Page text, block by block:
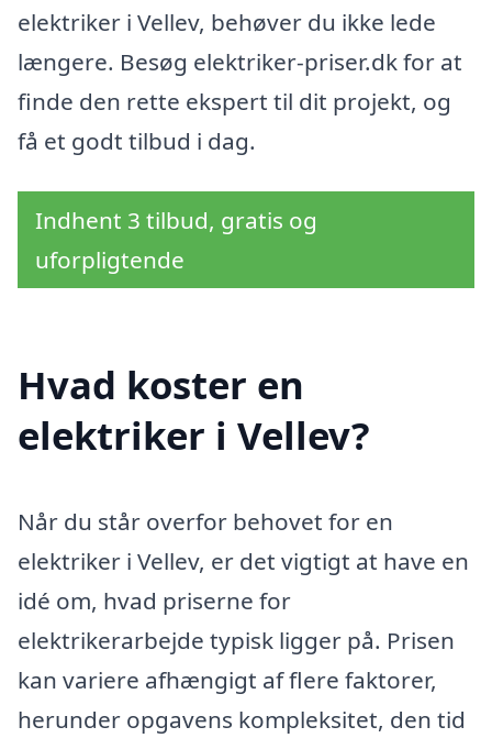
elektriker i Vellev, behøver du ikke lede
længere. Besøg elektriker-priser.dk for at
finde den rette ekspert til dit projekt, og
få et godt tilbud i dag.
Indhent 3 tilbud, gratis og
uforpligtende
Hvad koster en
elektriker i Vellev?
Når du står overfor behovet for en
elektriker i Vellev, er det vigtigt at have en
idé om, hvad priserne for
elektrikerarbejde typisk ligger på. Prisen
kan variere afhængigt af flere faktorer,
herunder opgavens kompleksitet, den tid